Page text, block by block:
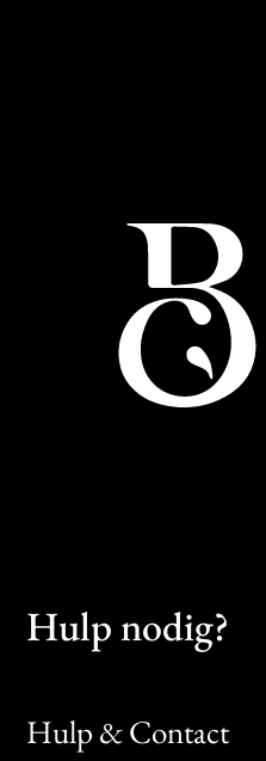
Hulp nodig?
Hulp & Contact